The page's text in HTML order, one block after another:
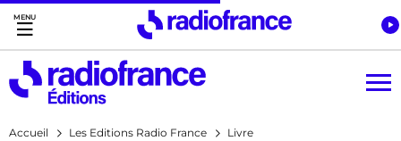
Accès direct :
Menu principal
Contenu
Accueil Les Editions Radio France
Livre